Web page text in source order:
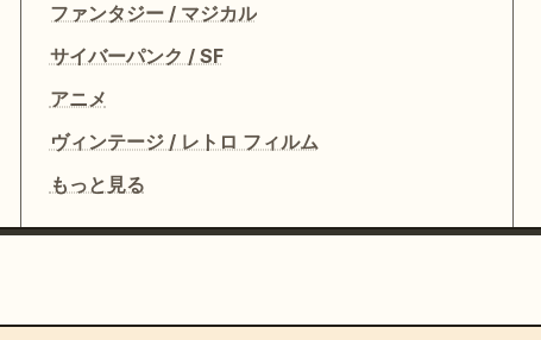
ファンタジー / マジカル
サイバーパンク / SF
アニメ
ヴィンテージ / レトロ フィルム
もっと見る